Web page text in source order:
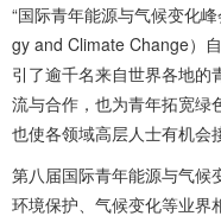
“国际青年能源与气候变化
gy and Climate Change）
引了逾千名来自世界各地的
流与合作，也为青年拓宽绿
也使各领域高层人士有机会
第八届国际青年能源与气候
环境保护、气候变化等业界